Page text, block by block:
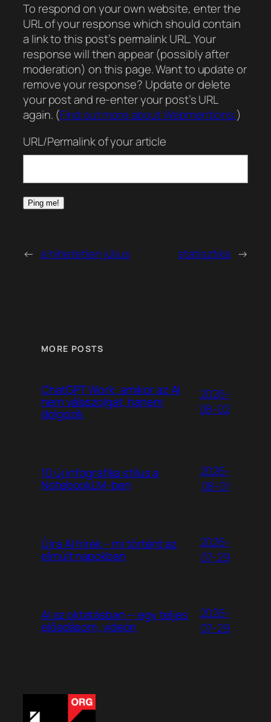
To respond on your own website, enter the
URL of your response which should contain
a link to this post’s permalink URL. Your
response will then appear (possibly after
moderation) on this page. Want to update or
remove your response? Update or delete
your post and re-enter your post’s URL
again. (Find out more about Webmentions.)
URL/Permalink of your article
← a hihetetlen július statisztika →
MORE POSTS
ChatGPT Work: amikor az AI
nem válaszolgat, hanem
dolgozik
2026-
08-02
10 új infografika stílus a
NotebookLM-ben
2026-
08-01
Újra AI hírek – mi történt az
elmúlt napokban
2026-
07-29
AI az oktatásban — egy teljes
előadásom, videón
2026-
07-29